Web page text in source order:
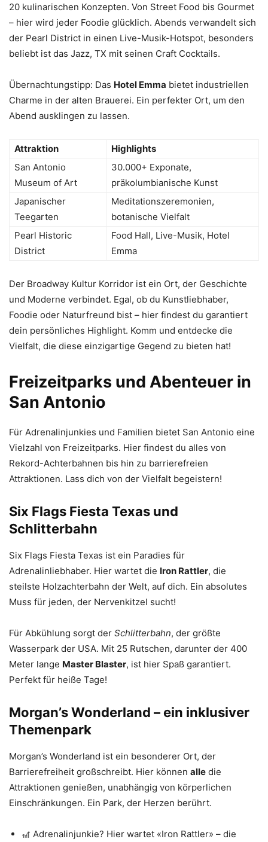
20 kulinarischen Konzepten. Von Street Food bis Gourmet
– hier wird jeder Foodie glücklich. Abends verwandelt sich
der Pearl District in einen Live-Musik-Hotspot, besonders
beliebt ist das Jazz, TX mit seinen Craft Cocktails.
Übernachtungstipp: Das Hotel Emma bietet industriellen
Charme in der alten Brauerei. Ein perfekter Ort, um den
Abend ausklingen zu lassen.
Attraktion
Highlights
San Antonio
Museum of Art
30.000+ Exponate,
präkolumbianische Kunst
Japanischer
Teegarten
Meditationszeremonien,
botanische Vielfalt
Pearl Historic
District
Food Hall, Live-Musik, Hotel
Emma
Der Broadway Kultur Korridor ist ein Ort, der Geschichte
und Moderne verbindet. Egal, ob du Kunstliebhaber,
Foodie oder Naturfreund bist – hier findest du garantiert
dein persönliches Highlight. Komm und entdecke die
Vielfalt, die diese einzigartige Gegend zu bieten hat!
Freizeitparks und Abenteuer in
San Antonio
Für Adrenalinjunkies und Familien bietet San Antonio eine
Vielzahl von Freizeitparks. Hier findest du alles von
Rekord-Achterbahnen bis hin zu barrierefreien
Attraktionen. Lass dich von der Vielfalt begeistern!
Six Flags Fiesta Texas und
Schlitterbahn
Six Flags Fiesta Texas ist ein Paradies für
Adrenalinliebhaber. Hier wartet die Iron Rattler, die
steilste Holzachterbahn der Welt, auf dich. Ein absolutes
Muss für jeden, der Nervenkitzel sucht!
Für Abkühlung sorgt der Schlitterbahn, der größte
Wasserpark der USA. Mit 25 Rutschen, darunter der 400
Meter lange Master Blaster, ist hier Spaß garantiert.
Perfekt für heiße Tage!
Morgan’s Wonderland – ein inklusiver
Themenpark
Morgan’s Wonderland ist ein besonderer Ort, der
Barrierefreiheit großschreibt. Hier können alle die
Attraktionen genießen, unabhängig von körperlichen
Einschränkungen. Ein Park, der Herzen berührt.
🎢 Adrenalinjunkie? Hier wartet «Iron Rattler» – die